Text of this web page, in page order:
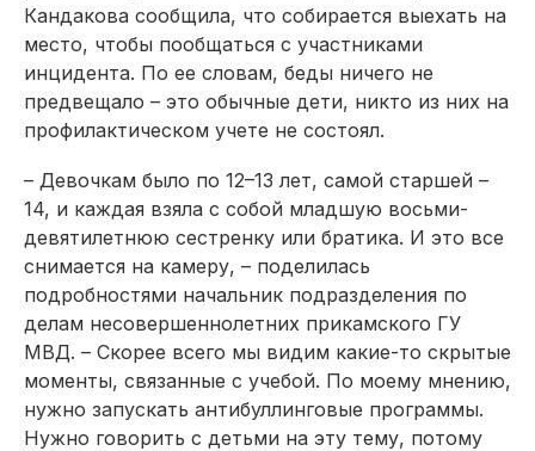
Кандакова сообщила, что собирается выехать на
место, чтобы пообщаться с участниками
инцидента. По ее словам, беды ничего не
предвещало – это обычные дети, никто из них на
профилактическом учете не состоял.
– Девочкам было по 12–13 лет, самой старшей –
14, и каждая взяла с собой младшую восьми-
девятилетнюю сестренку или братика. И это все
снимается на камеру, – поделилась
подробностями начальник подразделения по
делам несовершеннолетних прикамского ГУ
МВД. – Скорее всего мы видим какие-то скрытые
моменты, связанные с учебой. По моему мнению,
нужно запускать антибуллинговые программы.
Нужно говорить с детьми на эту тему, потому